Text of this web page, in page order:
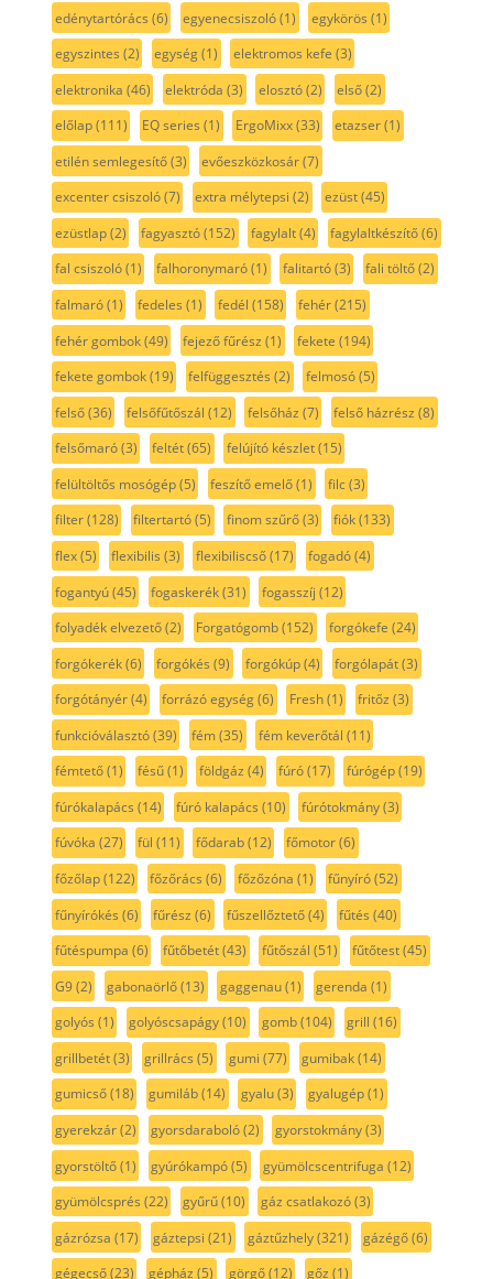
edénytartórács (6) egyenecsiszoló(1) egykörös (1)
egyszintes (2) egység(1) elektromos kefe (3)
elektronika (46) elektróda (3) elosztó(2) első(2)
előlap(111) EQ series (1) ErgoMixx(33) etazser(1)
etilén semlegesítő(3) evőeszközkosár(7)
excenter csiszoló(7) extra mélytepsi (2) ezüst(45)
ezüstlap(2) fagyasztó(152) fagylalt(4) fagylaltkészítő(6)
fal csiszoló(1) falhoronymaró(1) falitartó(3) fali töltő(2)
falmaró(1) fedeles (1) fedél (158) fehér(215)
fehér gombok(49) fejező fűrész (1) fekete (194)
fekete gombok(19) felfüggesztés (2) felmosó(5)
felső(36) felsőfűtőszál (12) felsőház (7) felső házrész (8)
felsőmaró(3) feltét(65) felújító készlet(15)
felültöltős mosógép(5) feszítő emelő(1) filc(3)
filter(128) filtertartó(5) finom szűrő(3) fiók(133)
flex(5) flexibilis (3) flexibiliscső(17) fogadó(4)
fogantyú(45) fogaskerék(31) fogasszíj (12)
folyadék elvezető(2) Forgatógomb(152) forgókefe (24)
forgókerék(6) forgókés (9) forgókúp(4) forgólapát(3)
forgótányér(4) forrázó egység(6) Fresh(1) fritőz (3)
funkcióválasztó(39) fém(35) fém keverőtál (11)
fémtető(1) fésű(1) földgáz (4) fúró(17) fúrógép(19)
fúrókalapács (14) fúró kalapács (10) fúrótokmány(3)
fúvóka (27) fül (11) fődarab(12) főmotor(6)
főzőlap(122) főzőrács (6) főzőzóna (1) fűnyíró(52)
fűnyírókés (6) fűrész (6) fűszellőztető(4) fűtés (40)
fűtéspumpa (6) fűtőbetét(43) fűtőszál (51) fűtőtest(45)
G9(2) gabonaörlő(13) gaggenau(1) gerenda (1)
golyós (1) golyóscsapágy(10) gomb(104) grill (16)
grillbetét(3) grillrács (5) gumi (77) gumibak(14)
gumicső(18) gumiláb(14) gyalu(3) gyalugép(1)
gyerekzár(2) gyorsdaraboló(2) gyorstokmány(3)
gyorstöltő(1) gyúrókampó(5) gyümölcscentrifuga (12)
gyümölcsprés (22) gyűrű(10) gáz csatlakozó(3)
gázrózsa (17) gáztepsi (21) gáztűzhely(321) gázégő(6)
gégecső(23) gépház (5) görgő(12) gőz (1)